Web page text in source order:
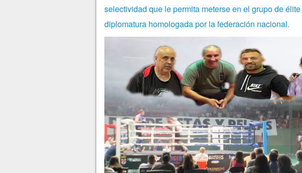
selectividad que le permita meterse en el grupo de
diplomatura homologada por la federación nacional.